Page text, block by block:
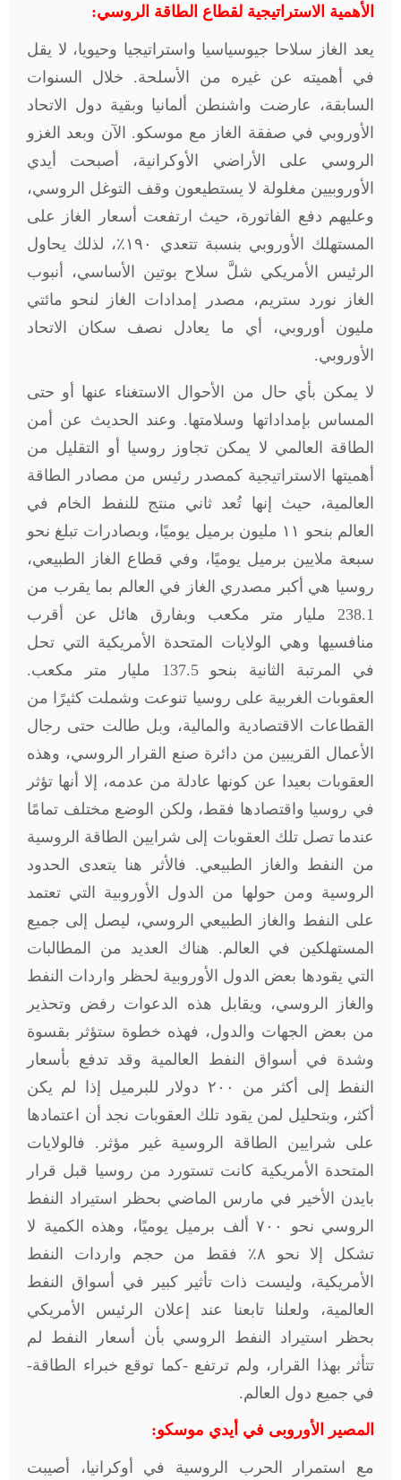
الأهمية الاستراتيجية لقطاع الطاقة الروسي:
يعد الغاز سلاحا جيوسياسيا واستراتيجيا وحيويا، لا يقل
في أهميته عن غيره من الأسلحة. خلال السنوات
السابقة، عارضت واشنطن ألمانيا وبقية دول الاتحاد
الأوروبي في صفقة الغاز مع موسكو. الآن وبعد الغزو
الروسي على الأراضي الأوكرانية، أصبحت أيدي
الأوروبيين مغلولة لا يستطيعون وقف التوغل الروسي،
وعليهم دفع الفاتورة، حيث ارتفعت أسعار الغاز على
المستهلك الأوروبي بنسبة تتعدي ١۹٠٪، لذلك يحاول
الرئيس الأمريكي شلَّ سلاح بوتين الأساسي، أنبوب
الغاز نورد ستريم، مصدر إمدادات الغاز لنحو مائتي
مليون أوروبي، أي ما يعادل نصف سكان الاتحاد
الأوروبي.
لا يمكن بأي حال من الأحوال الاستغناء عنها أو حتى
المساس بإمداداتها وسلامتها. وعند الحديث عن أمن
الطاقة العالمي لا يمكن تجاوز روسيا أو التقليل من
أهميتها الاستراتيجية كمصدر رئيس من مصادر الطاقة
العالمية، حيث إنها تُعد ثاني منتج للنفط الخام في
العالم بنحو ١١ مليون برميل يوميًا، وبصادرات تبلغ نحو
سبعة ملايين برميل يوميًا، وفي قطاع الغاز الطبيعي،
روسيا هي أكبر مصدري الغاز في العالم بما يقرب من
238.1 مليار متر مكعب وبفارق هائل عن أقرب
منافسيها وهي الولايات المتحدة الأمريكية التي تحل
في المرتبة الثانية بنحو 137.5 مليار متر مكعب.
العقوبات الغربية على روسيا تنوعت وشملت كثيرًا من
القطاعات الاقتصادية والمالية، وبل طالت حتى رجال
الأعمال القريبين من دائرة صنع القرار الروسي، وهذه
العقوبات بعيدا عن كونها عادلة من عدمه، إلا أنها تؤثر
في روسيا واقتصادها فقط، ولكن الوضع مختلف تمامًا
عندما تصل تلك العقوبات إلى شرايين الطاقة الروسية
من النفط والغاز الطبيعي. فالأثر هنا يتعدى الحدود
الروسية ومن حولها من الدول الأوروبية التي تعتمد
على النفط والغاز الطبيعي الروسي، ليصل إلى جميع
المستهلكين في العالم. هناك العديد من المطالبات
التي يقودها بعض الدول الأوروبية لحظر واردات النفط
والغاز الروسي، ويقابل هذه الدعوات رفض وتحذير
من بعض الجهات والدول، فهذه خطوة ستؤثر بقسوة
وشدة في أسواق النفط العالمية وقد تدفع بأسعار
النفط إلى أكثر من ٢٠٠ دولار للبرميل إذا لم يكن
أكثر، وبتحليل لمن يقود تلك العقوبات نجد أن اعتمادها
على شرايين الطاقة الروسية غير مؤثر. فالولايات
المتحدة الأمريكية كانت تستورد من روسيا قبل قرار
بايدن الأخير في مارس الماضي بحظر استيراد النفط
الروسي نحو ٧٠٠ ألف برميل يوميًا، وهذه الكمية لا
تشكل إلا نحو ٨٪ فقط من حجم واردات النفط
الأمريكية، وليست ذات تأثير كبير في أسواق النفط
العالمية، ولعلنا تابعنا عند إعلان الرئيس الأمريكي
بحظر استيراد النفط الروسي بأن أسعار النفط لم
تتأثر بهذا القرار، ولم ترتفع -كما توقع خبراء الطاقة-
في جميع دول العالم.
المصير الأوروبى في أيدي موسكو:
مع استمرار الحرب الروسية في أوكرانيا، أصيبت